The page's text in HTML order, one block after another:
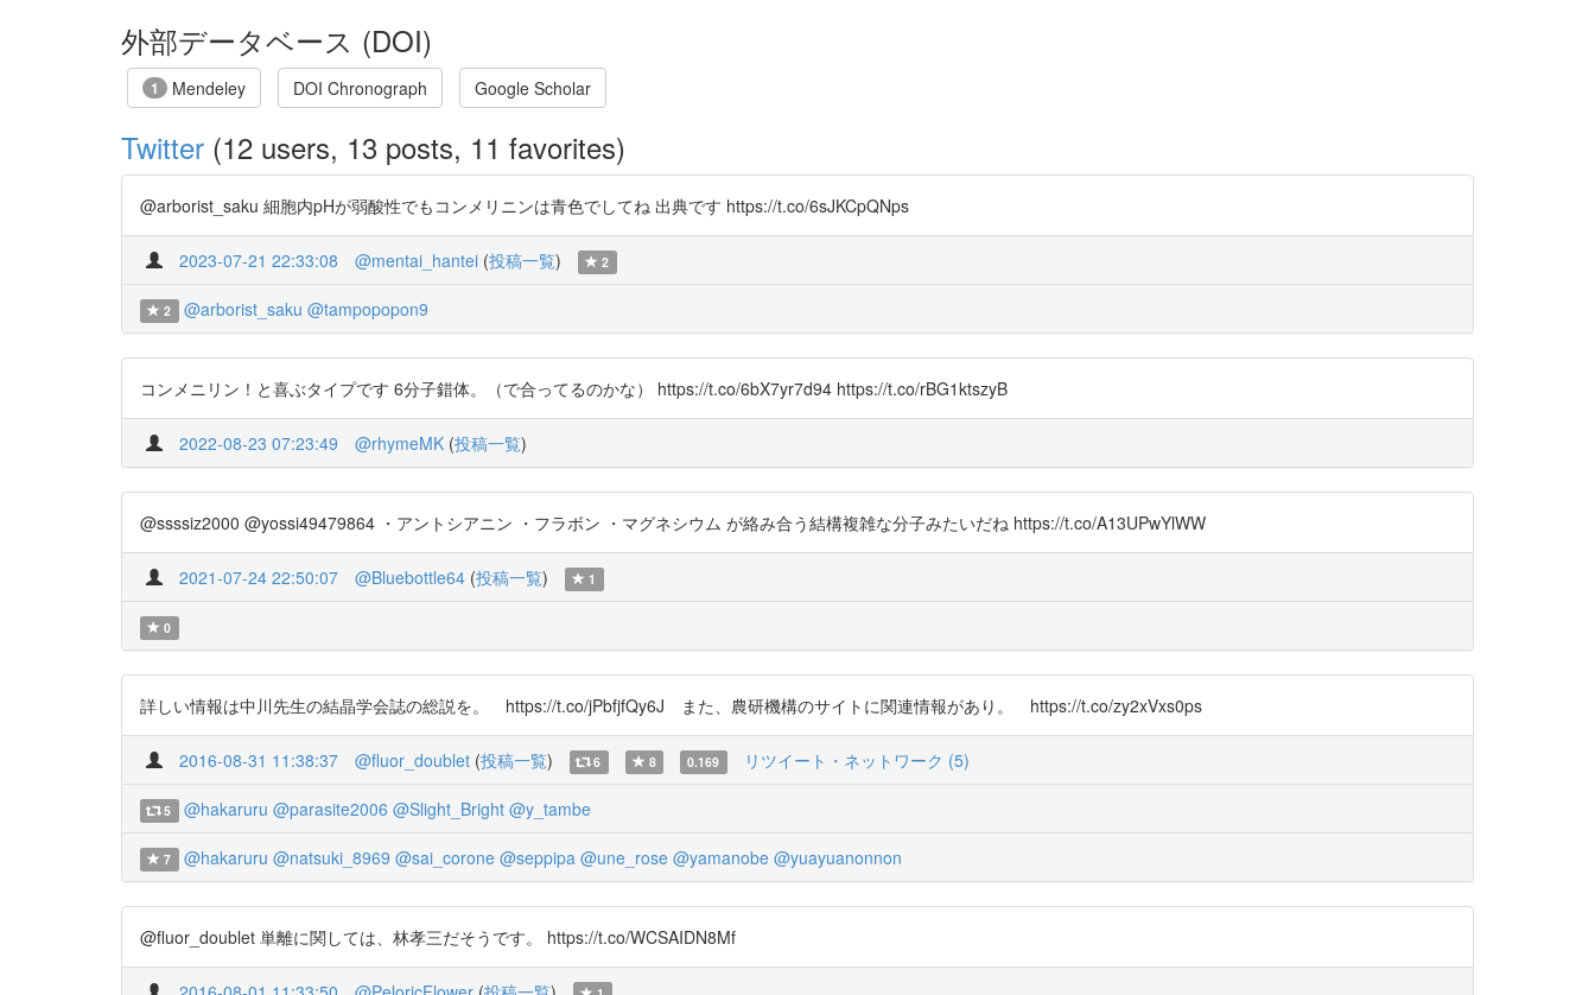
外部データベース (DOI)
1 Mendeley DOI Chronograph Google Scholar
Twitter (12 users, 13 posts, 11 favorites)
@arborist_saku 細胞内pHが弱酸性でもコンメリニンは青色でしてね 出典です https://t.co/6sJKCpQNps
2023-07-21 22:33:08 @mentai_hantei (投稿一覧) 2
2 @arborist_saku @tampopopon9
コンメニリン！と喜ぶタイプです 6分子錯体。（で合ってるのかな） https://t.co/6bX7yr7d94 https://t.co/rBG1ktszyB
2022-08-23 07:23:49 @rhymeMK (投稿一覧)
@ssssiz2000 @yossi49479864 ・アントシアニン ・フラボン ・マグネシウム が絡み合う結構複雑な分子みたいだね https://t.co/A13UPwYlWW
2021-07-24 22:50:07 @Bluebottle64 (投稿一覧) 1
0
詳しい情報は中川先生の結晶学会誌の総説を。 https://t.co/jPbfjfQy6J また、農研機構のサイトに関連情報があり。 https://t.co/zy2xVxs0ps
2016-08-31 11:38:37 @fluor_doublet (投稿一覧) 6 8 0.169 リツイート・ネットワーク (5)
5 @hakaruru @parasite2006 @Slight_Bright @y_tambe
7 @hakaruru @natsuki_8969 @sai_corone @seppipa @une_rose @yamanobe @yuayuanonnon
@fluor_doublet 単離に関しては、林孝三だそうです。 https://t.co/WCSAIDN8Mf